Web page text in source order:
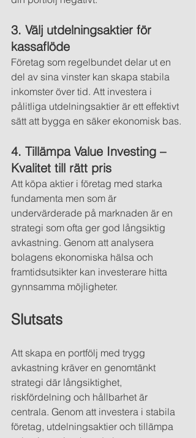
3. Välj utdelningsaktier för
kassaflöde
Företag som regelbundet delar ut en
del av sina vinster kan skapa stabila
inkomster över tid. Att investera i
pålitliga utdelningsaktier är ett effektivt
sätt att bygga en säker ekonomisk bas.
4. Tillämpa Value Investing –
Kvalitet till rätt pris
Att köpa aktier i företag med starka
fundamenta men som är
undervärderade på marknaden är en
strategi som ofta ger god långsiktig
avkastning. Genom att analysera
bolagens ekonomiska hälsa och
framtidsutsikter kan investerare hitta
gynnsamma möjligheter.
Slutsats
Att skapa en portfölj med trygg
avkastning kräver en genomtänkt
strategi där långsiktighet,
riskfördelning och hållbarhet är
centrala. Genom att investera i stabila
företag, utdelningsaktier och tillämpa